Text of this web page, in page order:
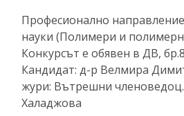
Професионално
науки (Полимери и
Конкурсът е обявен в ДВ,
Кандидат: д-р Велмира
жури: Вътрешни
Халаджова